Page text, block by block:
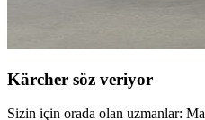
Kärcher söz veriyor
Sizin için orada olan uzmanlar: